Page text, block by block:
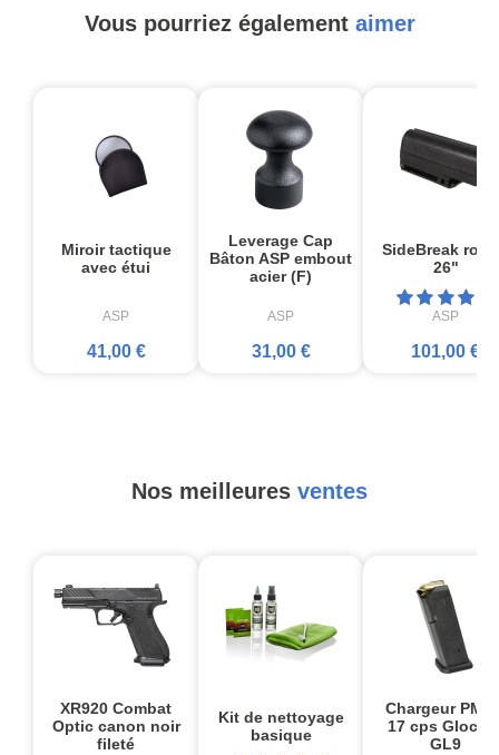
Vous pourriez également aimer
Miroir tactique
avec étui
ASP
41,00 €
Leverage Cap
Bâton ASP embout
acier (F)
ASP
31,00 €
SideBreak
26"
ASP
101,00 €
Nos meilleures ventes
XR920 Combat
Optic canon noir
fileté
Kit de nettoyage
basique
Chargeur
17 cps
GL9